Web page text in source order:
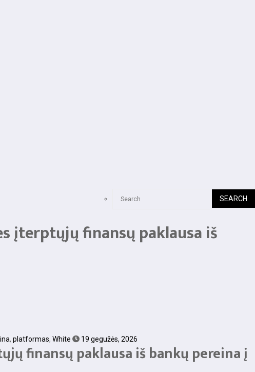
įterptųjų finansų paklausa iš
, platformas, White 19 gegužės, 2026
finansų paklausa iš bankų pereina į